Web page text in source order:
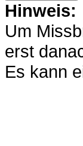
Hinweis:
Um
erst
Es kann